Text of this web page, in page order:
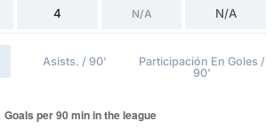
4 N/A N/A
Asists. / 90'
Participación En Goles /
90'